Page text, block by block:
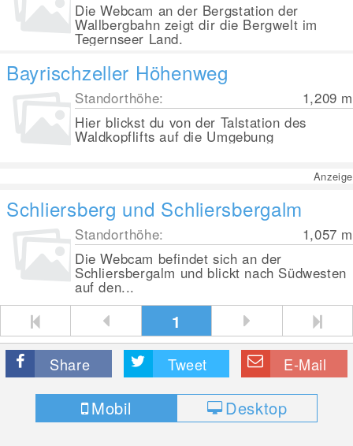
Die Webcam an der Bergstation der
Wallbergbahn zeigt dir die Bergwelt im
Tegernseer Land.
Bayrischzeller Höhenweg
Standorthöhe: 1,209 m
Hier blickst du von der Talstation des
Waldkopflifts auf die Umgebung
Anzeige
Schliersberg und Schliersbergalm
Standorthöhe: 1,057 m
Die Webcam befindet sich an der
Schliersbergalm und blickt nach Südwesten
auf den...
1
Share Tweet E-Mail
Mobil Desktop